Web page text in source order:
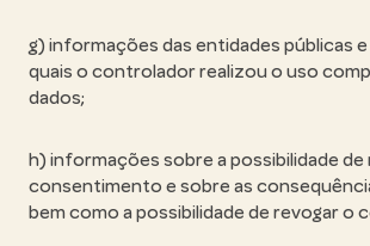
g) informações das entidades públicas
quais o controlador realizou o uso
dados;
h) informações sobre a possibilidade
consentimento e sobre as
bem como a possibilidade de revogar o